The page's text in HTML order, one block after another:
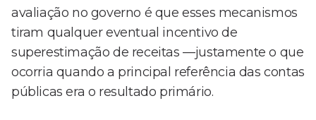
avaliação no governo é que esses mecanismos
tiram qualquer eventual incentivo de
superestimação de receitas —justamente o que
ocorria quando a principal referência das contas
públicas era o resultado primário.